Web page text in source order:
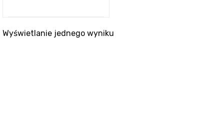
Wyświetlanie jednego wyniku